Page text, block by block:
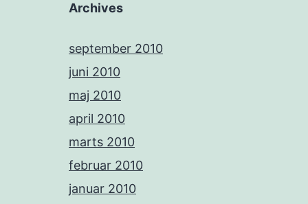
Archives
september 2010
juni 2010
maj 2010
april 2010
marts 2010
februar 2010
januar 2010